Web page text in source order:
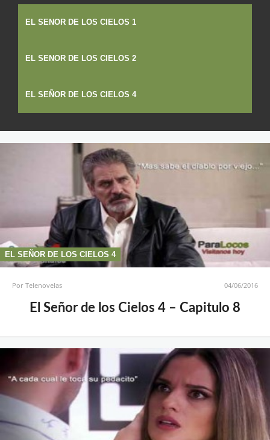
EL SENOR DE LOS CIELOS 1
EL SENOR DE LOS CIELOS 2
EL SEÑOR DE LOS CIELOS 4
EL SEÑOR DE LOS CIELOS 4
PorTelenovelas 04/06/2016
El Señor de los Cielos 4 – Capitulo 8